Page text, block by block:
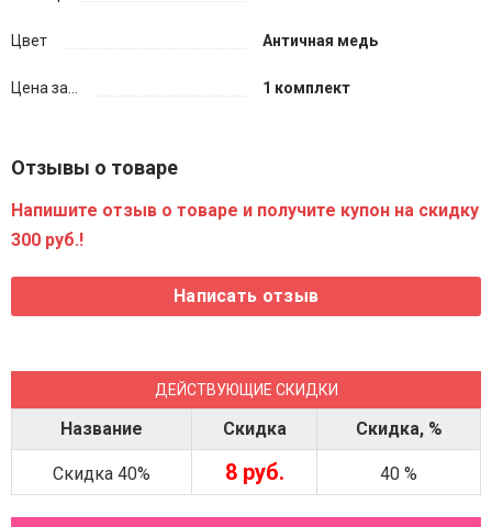
Цвет Античная медь
Цена за... 1 комплект
Отзывы о товаре
Напишите отзыв о товаре и получите купон на скидку
300 руб.!
ДЕЙСТВУЮЩИЕ СКИДКИ
Название Скидка Скидка, %
Скидка 40% 8 руб. 40 %